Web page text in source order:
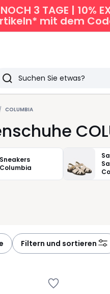
3 TAGE | 10%
mit dem
Suchen
COLUMBIA
Sneakers
Columbia
Filtern und sortieren